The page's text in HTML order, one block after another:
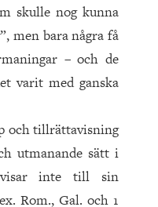
skulle nog kunna
men bara några få
– och de
varit med ganska
och tillrättavisning
utmanande sätt i
inte till sin
Rom., Gal. och 1